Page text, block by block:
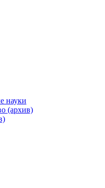
науки
(архив)